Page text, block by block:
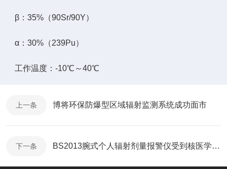
β：35%（90Sr/90Y）
α：30%（239Pu）
工作温度：-10℃～40℃
上一条 博将环保防爆型区域辐射监测系统成功面市
下一条 BS2013腕式个人辐射剂量报警仪受到核医学科医技人员选用和青睐